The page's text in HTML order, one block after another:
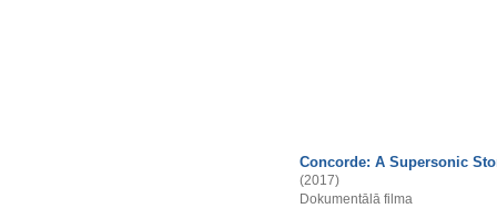
Concorde: A Supersonic
(2017)
Dokumentālā filma